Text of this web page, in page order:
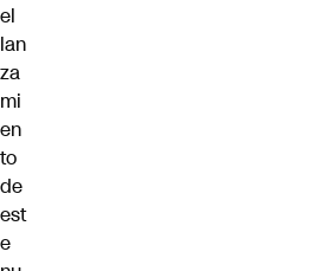
el
lan
za
mi
en
to
de
est
e